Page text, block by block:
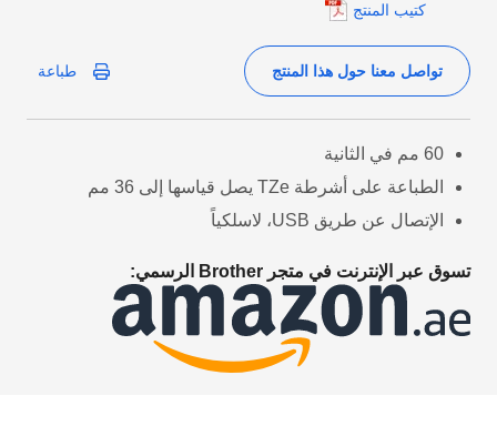
كتيب المنتج
تواصل معنا حول هذا المنتج طباعة
60 مم في الثانية
الطباعة على أشرطة TZe يصل قياسها إلى 36 مم
الإتصال عن طريق USB، لاسلكياً
تسوق عبر الإنترنت في متجر Brother الرسمي: